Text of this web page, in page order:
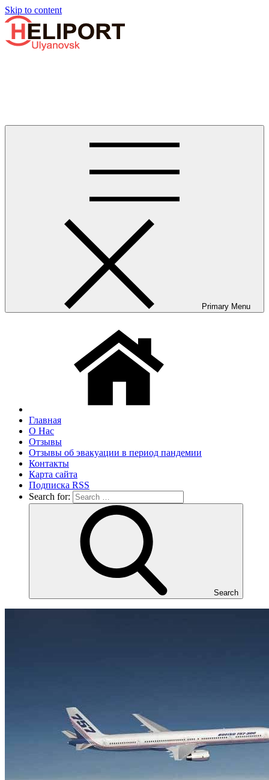
Skip to content
Primary Menu
Главная
О Нас
Отзывы
Отзывы об эвакуации в период пандемии
Контакты
Карта сайта
Подписка RSS
Search for:
Search